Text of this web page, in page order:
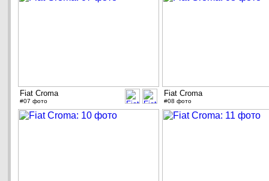
Fiat Croma
#07 фото
Fiat Croma
#08 фото